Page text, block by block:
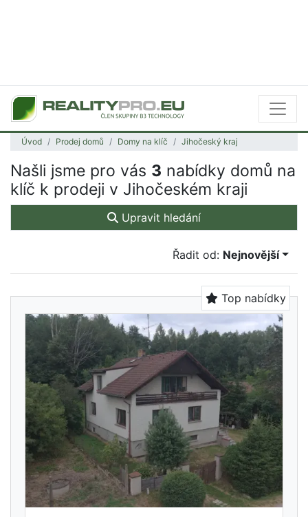
Úvod Prodej domů Domy na klíč Jihočeský kraj
Našli jsme pro vás 3 nabídky domů na
klíč k prodeji v Jihočeském kraji
Upravit hledání
Řadit od: Nejnovější
Top nabídky